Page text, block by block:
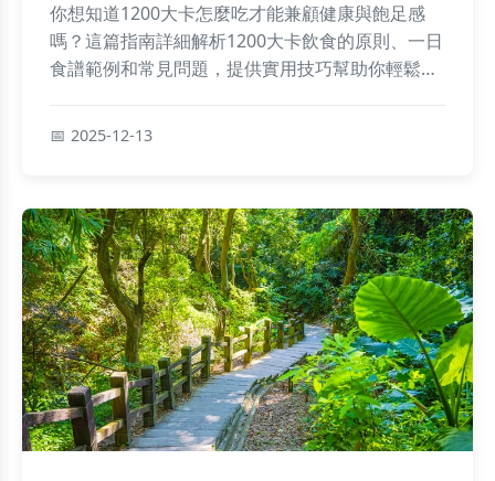
你想知道1200大卡怎麼吃才能兼顧健康與飽足感
嗎？這篇指南詳細解析1200大卡飲食的原則、一日
食譜範例和常見問題，提供實用技巧幫助你輕鬆控
2025-12-13